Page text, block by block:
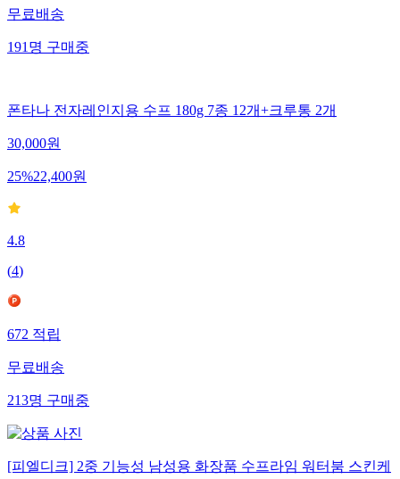
무료배송
191명구매중
폰타나 전자레인지용 수프 180g 7종 12개+크루통 2개
30,000원
25%22,400원
4.8
(4)
672적립
무료배송
213명구매중
[피엘디크] 2중 기능성 남성용 화장품 수프라임 워터붐 스킨케